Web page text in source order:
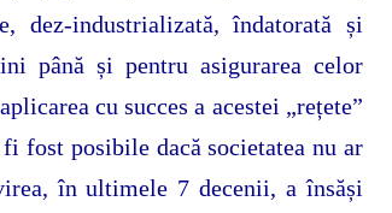
dez-industrializată, îndatorată și
până și pentru asigurarea celor
cu succes a acestei „rețete”
fost posibile dacă societatea nu ar
în ultimele 7 decenii, a însăși